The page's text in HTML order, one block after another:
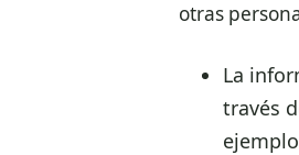
otras
La
través